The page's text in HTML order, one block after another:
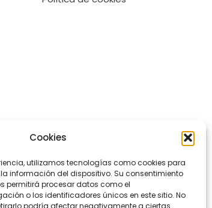
Cookies
utilizamos tecnologías como cookies para
información del dispositivo. Su consentimiento
permitirá procesar datos como el
o los identificadores únicos en este sitio. No
podría afectar negativamente a ciertas